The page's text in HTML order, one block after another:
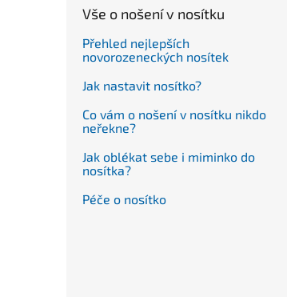
Vše o nošení v nosítku
Přehled nejlepších
novorozeneckých nosítek
Jak nastavit nosítko?
Co vám o nošení v nosítku nikdo
neřekne?
Jak oblékat sebe i miminko do
nosítka?
Péče o nosítko